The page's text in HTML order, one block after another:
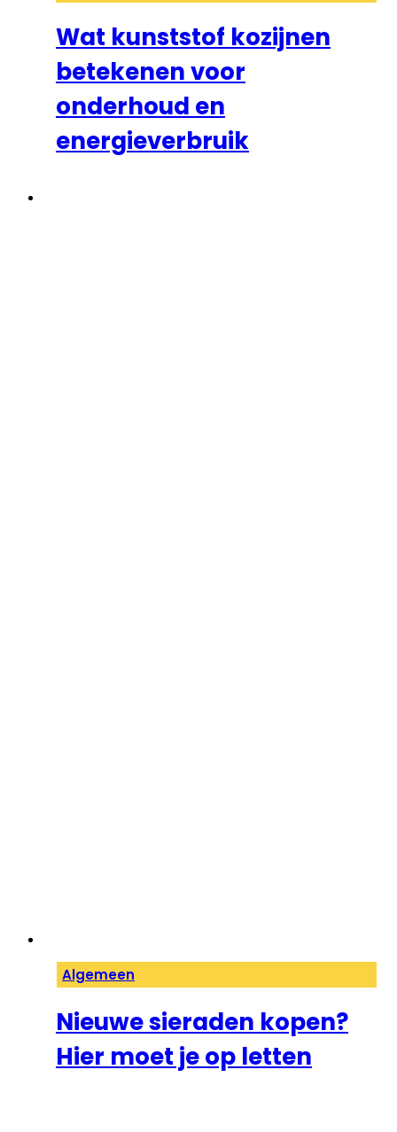
Wat kunststof kozijnen
betekenen voor
onderhoud en
energieverbruik
Algemeen
Nieuwe sieraden kopen?
Hier moet je op letten